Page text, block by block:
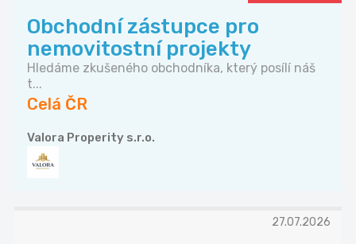
Obchodní zástupce pro
nemovitostní projekty
Hledáme zkušeného obchodníka, který posílí náš
t...
Celá ČR
Valora Properity s.r.o.
27.07.2026